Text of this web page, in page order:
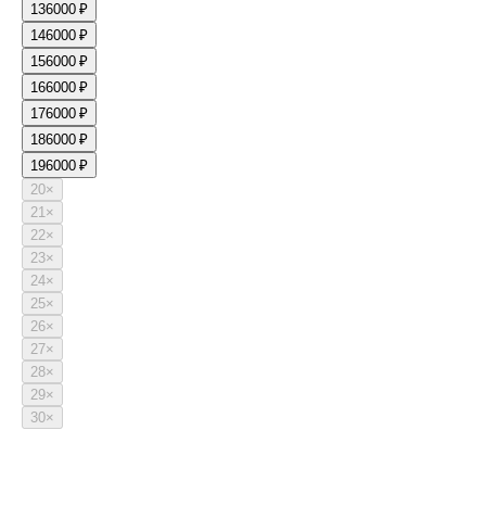
136000 ₽
146000 ₽
156000 ₽
166000 ₽
176000 ₽
186000 ₽
196000 ₽
20×
21×
22×
23×
24×
25×
26×
27×
28×
29×
30×